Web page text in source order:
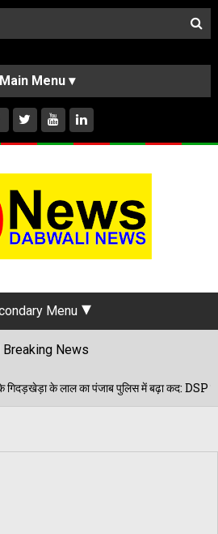
HOME
ABOUT US
INSTAGRAM
Menu
Breaking News
कद: DSP से SP प्रमोट हुए बूटा सिंह गिल,